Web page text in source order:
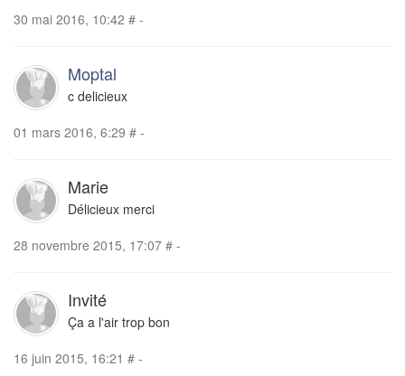
30 mai 2016, 10:42 # -
Moptal
c delicieux
01 mars 2016, 6:29 # -
Marie
Délicieux merci
28 novembre 2015, 17:07 # -
Invité
Ça a l'air trop bon
16 juin 2015, 16:21 # -